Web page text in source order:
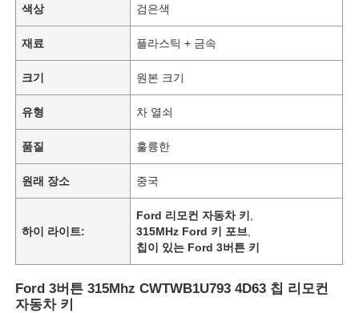
색상 검은색
재료 플라스틱 + 금속
크기 원본 크기
유형 차 열쇠
품질 훌륭한
원래 장소 중국
하이 라이트:
Ford 리모컨 자동차 키
315MHz Ford 키 포브
칩이 있는 Ford 3버튼 키
Ford 3버튼 315Mhz CWTWB1U793 4D63 칩 리모컨
자동차 키